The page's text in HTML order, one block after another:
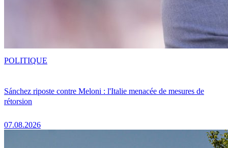
Sánchez riposte contre Meloni : l'Italie menacée de mesures de
rétorsion
07.08.2026
POLITIQUE